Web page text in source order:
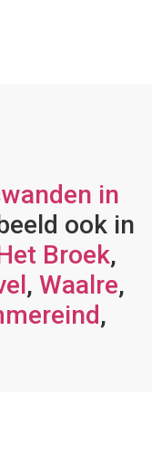
in
ook in
Broek,
, Waalre,
,